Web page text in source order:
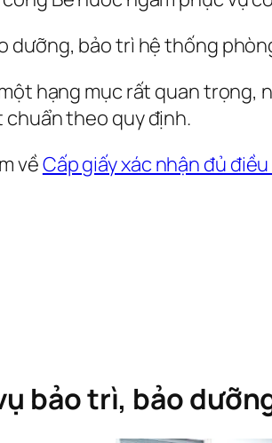
dưỡng, bảo trì hệ thống
hạng mục rất quan
chuẩn theo quy định.
vềCấp giấy xác nhận đủ
bảo trì, bảo